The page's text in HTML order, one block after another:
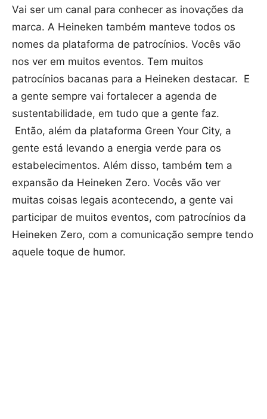
Vai ser um canal para conhecer as inovações da
marca. A Heineken também manteve todos os
nomes da plataforma de patrocínios. Vocês vão
nos ver em muitos eventos. Tem muitos
patrocínios bacanas para a Heineken destacar. E
a gente sempre vai fortalecer a agenda de
sustentabilidade, em tudo que a gente faz.
Então, além da plataforma Green Your City, a
gente está levando a energia verde para os
estabelecimentos. Além disso, também tem a
expansão da Heineken Zero. Vocês vão ver
muitas coisas legais acontecendo, a gente vai
participar de muitos eventos, com patrocínios da
Heineken Zero, com a comunicação sempre tendo
aquele toque de humor.